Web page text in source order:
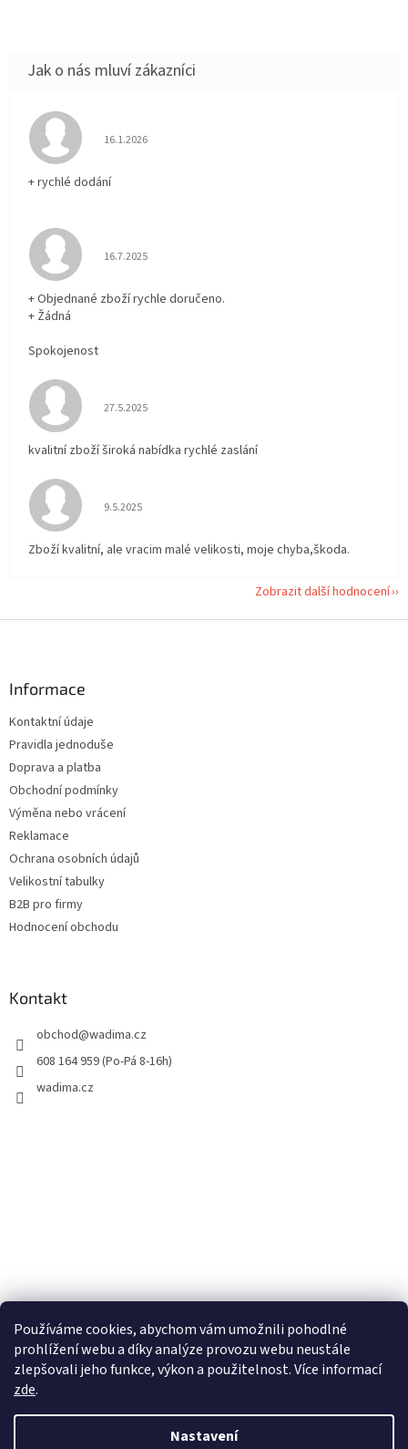
Používáme cookies, abychom vám umožnili pohodlné
prohlížení webu a díky analýze provozu webu neustále
zlepšovali jeho funkce, výkon a použitelnost. Více informací
zde.
Nastavení
Hodnocení obchodu je 5 z 5 hvězdiček.
16.1.2026
+ rychlé dodání
Hodnocení obchodu je 5 z 5 hvězdiček.
16.7.2025
+ Objednané zboží rychle doručeno.
+ Žádná
Spokojenost
Hodnocení obchodu je 5 z 5 hvězdiček.
27.5.2025
kvalitní zboží široká nabídka rychlé zaslání
Hodnocení obchodu je 5 z 5 hvězdiček.
9.5.2025
Zboží kvalitní, ale vracim malé velikosti, moje chyba,škoda.
Zobrazit další hodnocení
Informace
Kontaktní údaje
Pravidla jednoduše
Doprava a platba
Obchodní podmínky
Výměna nebo vrácení
Reklamace
Ochrana osobních údajů
Velikostní tabulky
B2B pro firmy
Hodnocení obchodu
Kontakt
obchod@wadima.cz
608 164 959 (Po-Pá 8-16h)
wadima.cz